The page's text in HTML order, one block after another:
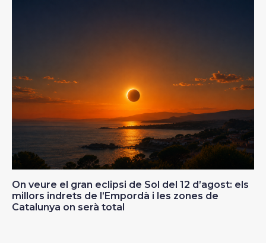
On veure el gran eclipsi de Sol del 12 d’agost: els
millors indrets de l’Empordà i les zones de
Catalunya on serà total